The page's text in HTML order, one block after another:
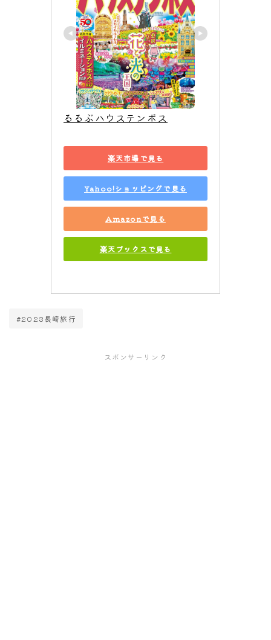
るるぶハウステンボス
楽天市場で見る
Yahoo!ショッピングで見る
Amazonで見る
楽天ブックスで見る
#2023長崎旅行
スポンサーリンク